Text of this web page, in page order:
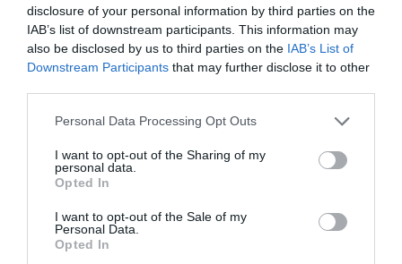
disclosure of your personal information by third parties on the
IAB’s list of downstream participants. This information may
also be disclosed by us to third parties on the IAB’s List of
Downstream Participants that may further disclose it to other
Please note that this website/app uses one or more Google
not limited to your visit or usage behaviour. You may click to
grant or deny consent to Google and its third-party tags to
use your data for below specified purposes in below Google
consent section.
Personal Data Processing Opt Outs
I want to opt-out of the Sharing of my
personal data.
Opted In
I want to opt-out of the Sale of my
Personal Data.
Opted In
Ne maradjon le a legfrissebb hírekről, kövessen
bennünket az EGRI ÜGYEK Google Hírek oldalán!
VISSZA A FŐOLDALRA
Legfrissebb híreink